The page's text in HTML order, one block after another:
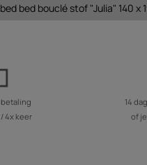
bed bouclé stof "Julia" 140 x
4x keer
14
of